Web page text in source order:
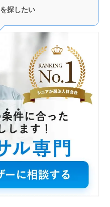
で土日祝が休みとなって
ンスを大切にできま
と比較的少なく、充実し
探したい